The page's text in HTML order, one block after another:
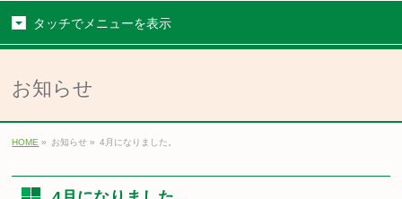
タッチでメニューを表示
お知らせ
HOME » お知らせ » 4月になりました。